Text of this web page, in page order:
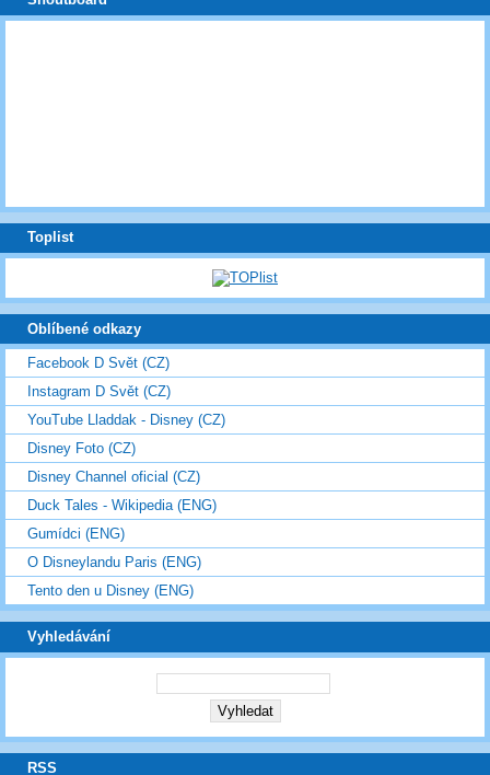
Toplist
Oblíbené odkazy
Facebook D Svět (CZ)
Instagram D Svět (CZ)
YouTube Lladdak - Disney (CZ)
Disney Foto (CZ)
Disney Channel oficial (CZ)
Duck Tales - Wikipedia (ENG)
Gumídci (ENG)
O Disneylandu Paris (ENG)
Tento den u Disney (ENG)
Vyhledávání
RSS